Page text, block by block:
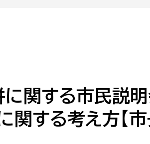
に関する市民説
関する考え方【市